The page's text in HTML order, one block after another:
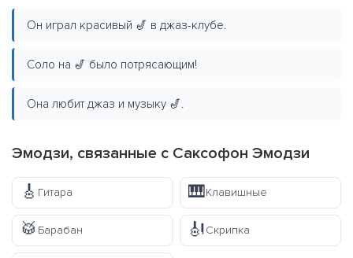
Он играл красивый 🎷 в джаз-клубе.
Соло на 🎷 было потрясающим!
Она любит джаз и музыку 🎷.
Эмодзи, связанные с Саксофон Эмодзи
🎸 Гитара 🎹Клавишные
🥁 Барабан 🎻Скрипка